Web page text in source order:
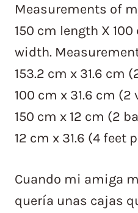
Measurements of
150 cm length X
width.
153.2 cm x 31.6 cm
100 cm x 31.6 cm
150 cm x 12 cm (2
12 cm x 31.6 (4 feet
Cuando mi amiga
quería unas cajas